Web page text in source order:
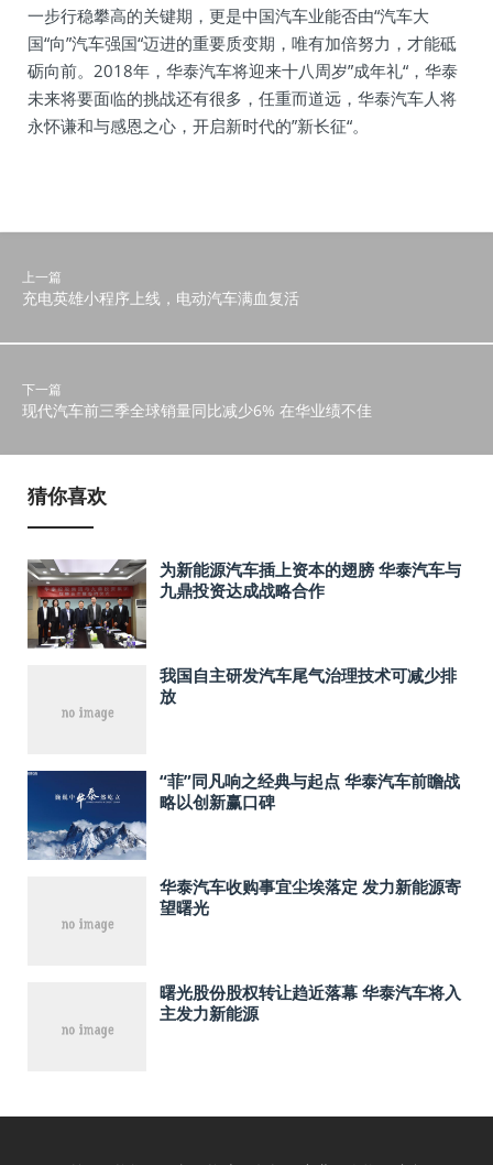
一步行稳攀高的关键期，更是中国汽车业能否由“汽车大
国“向”汽车强国“迈进的重要质变期，唯有加倍努力，才能砥
砺向前。2018年，华泰汽车将迎来十八周岁”成年礼“，华泰
未来将要面临的挑战还有很多，任重而道远，华泰汽车人将
永怀谦和与感恩之心，开启新时代的”新长征“。
上一篇
充电英雄小程序上线，电动汽车满血复活
下一篇
现代汽车前三季全球销量同比减少6% 在华业绩不佳
猜你喜欢
为新能源汽车插上资本的翅膀 华泰汽车与
九鼎投资达成战略合作
我国自主研发汽车尾气治理技术可减少排
放
“菲”同凡响之经典与起点 华泰汽车前瞻战
略以创新赢口碑
华泰汽车收购事宜尘埃落定 发力新能源寄
望曙光
曙光股份股权转让趋近落幕 华泰汽车将入
主发力新能源